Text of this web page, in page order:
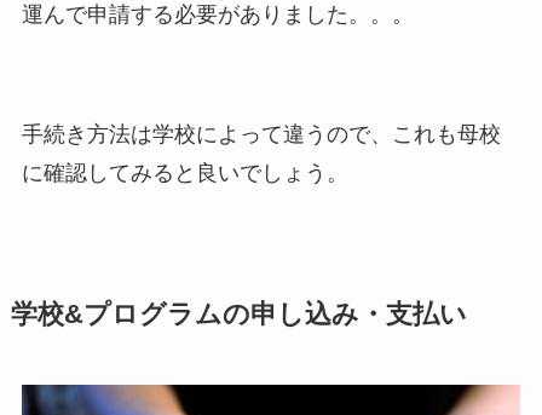
運んで申請する必要がありました。。。
手続き方法は学校によって違うので、これも母校
に確認してみると良いでしょう。
学校&プログラムの申し込み・支払い